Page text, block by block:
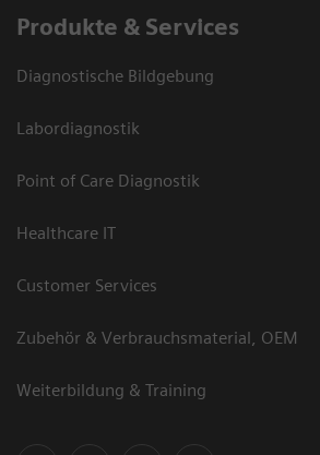
Produkte & Services
Diagnostische Bildgebung
Labordiagnostik
Point of Care Diagnostik
Healthcare IT
Customer Services
Zubehör & Verbrauchsmaterial, OEM
Weiterbildung & Training